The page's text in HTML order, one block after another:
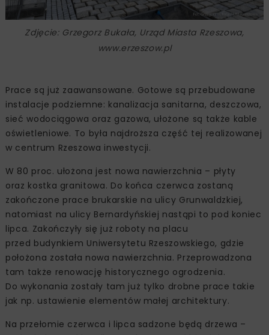
Zdjęcie: Grzegorz Bukała, Urząd Miasta Rzeszowa,
www.erzeszow.pl
Prace są już zaawansowane. Gotowe są przebudowane
instalacje podziemne: kanalizacja sanitarna, deszczowa,
sieć wodociągowa oraz gazowa, ułożone są także kable
oświetleniowe. To była najdroższa część tej realizowanej
w centrum Rzeszowa inwestycji.
W 80 proc. ułożona jest nowa nawierzchnia – płyty
oraz kostka granitowa. Do końca czerwca zostaną
zakończone prace brukarskie na ulicy Grunwaldzkiej,
natomiast na ulicy Bernardyńskiej nastąpi to pod koniec
lipca. Zakończyły się już roboty na placu
przed budynkiem Uniwersytetu Rzeszowskiego, gdzie
położona została nowa nawierzchnia. Przeprowadzona
tam także renowację historycznego ogrodzenia.
Do wykonania zostały tam już tylko drobne prace takie
jak np. ustawienie elementów małej architektury.
Na przełomie czerwca i lipca sadzone będą drzewa –